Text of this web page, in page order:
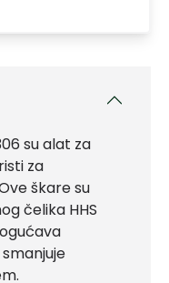
su alat za
za
škare su
čelika HHS